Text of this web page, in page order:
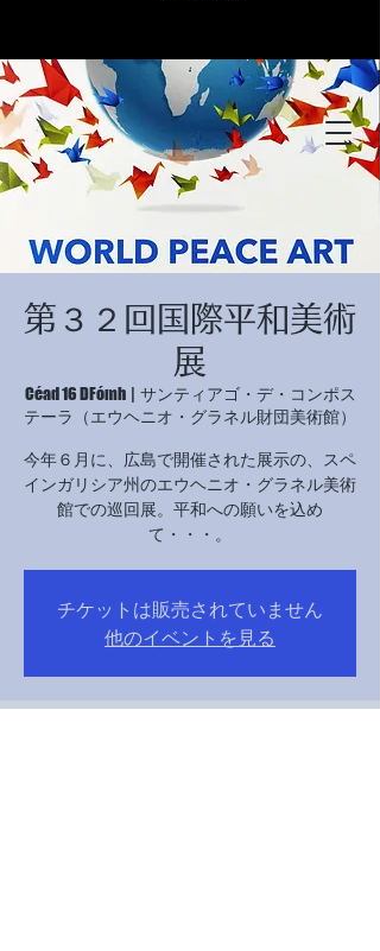
第３２回国際平和美術
展
Céad 16 DFómh
  |
サンティアゴ・デ・コンポス
テーラ（エウヘニオ・グラネル財団美術館）
今年６月に、広島で開催された展示の、スペ
インガリシア州のエウヘニオ・グラネル美術
館での巡回展。平和への願いを込め
て・・・。
チケットは販売されていません
他のイベントを見る